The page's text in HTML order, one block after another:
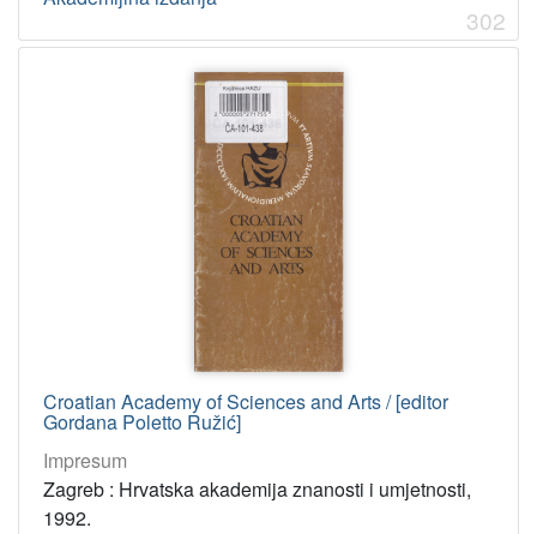
302
Croatian Academy of Sciences and Arts / [editor
Gordana Poletto Ružić]
Impresum
Zagreb : Hrvatska akademija znanosti i umjetnosti,
1992.